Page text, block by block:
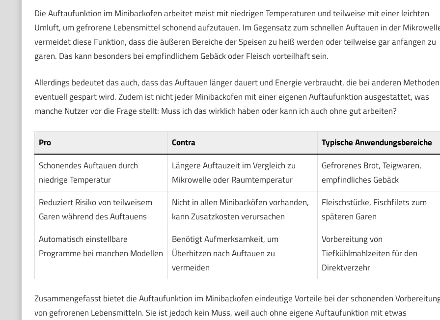
Die Auftaufunktion im Minibackofen arbeitet meist mit niedrigen Temperaturen und teilweise mit einer leichten
Umluft, um gefrorene Lebensmittel schonend aufzutauen. Im Gegensatz zum schnellen Auftauen in der
vermeidet diese Funktion, dass die äußeren Bereiche der Speisen zu heiß werden oder teilweise gar anfangen zu
garen. Das kann besonders bei empfindlichem Gebäck oder Fleisch vorteilhaft sein.
Allerdings bedeutet das auch, dass das Auftauen länger dauert und Energie verbraucht, die bei anderen Methoden
eventuell gespart wird. Zudem ist nicht jeder Minibackofen mit einer eigenen Auftaufunktion ausgestattet, was
manche Nutzer vor die Frage stellt: Muss ich das wirklich haben oder kann ich auch ohne gut arbeiten?
Pro Contra
Typische Anwendungsbereiche
Schonendes Auftauen durch
niedrige Temperatur
Längere Auftauzeit im Vergleich zu
Mikrowelle oder Raumtemperatur
Gefrorenes Brot, Teigwaren,
empfindliches Gebäck
Reduziert Risiko von teilweisem
Garen während des Auftauens
Nicht in allen Minibacköfen vorhanden,
kann Zusatzkosten verursachen
Fleischstücke, Fischfilets zum
späteren Garen
Automatisch einstellbare
Programme bei manchen Modellen
Benötigt Aufmerksamkeit, um
Überhitzen nach Auftauen zu
vermeiden
Vorbereitung von
Tiefkühlmahlzeiten für den
Direktverzehr
Zusammengefasst bietet die Auftaufunktion im Minibackofen eindeutige Vorteile bei der schonenden
von gefrorenen Lebensmitteln. Sie ist jedoch kein Muss, weil auch ohne eigene Auftaufunktion mit etwas